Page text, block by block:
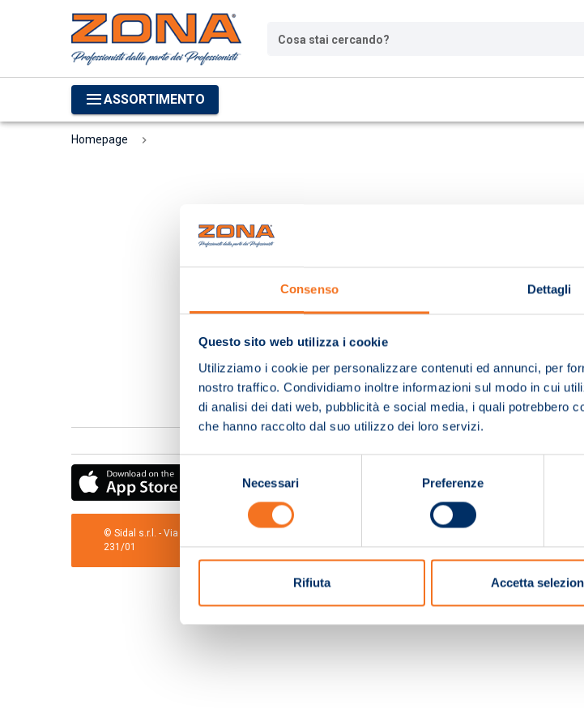
Consenso Dettagli
Questo sito web utilizza i cookie
Utilizziamo i cookie per personalizzare contenuti ed annunci, per
nostro traffico. Condividiamo inoltre informazioni sul modo in cui
di analisi dei dati web, pubblicità e social media, i quali potrebbero
che hanno raccolto dal suo utilizzo dei loro servizi.
Selezione
consenso
Necessari Preferenze
Rifiuta Accetta
Cosa stai cercando?
ASSORTIMENTO
Homepage
© Sidal s.r.l. - Via S.Agostino,50, 51100 Pistoia - Cod.Fisc. e Registro Imprese Pistoia 01680210505 –
231/01